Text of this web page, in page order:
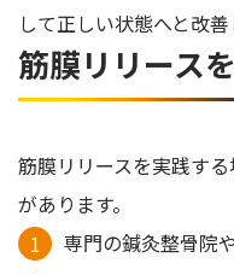
して正しい状態へと改善
筋膜リリース
筋膜リリースを実践す
があります。
専門の鍼灸整骨院